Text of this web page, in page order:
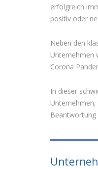
erfolgreich
positiv oder
Neben den
Unternehmen
Corona
In dieser
Beantwortung